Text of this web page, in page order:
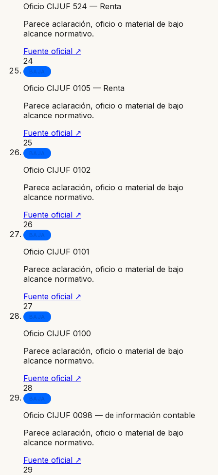
Oficio CIJUF 524 — Renta
Parece aclaración, oficio o material de bajo
alcance normativo.
Fuente oficial ↗
24
BAJA
Oficio CIJUF 0105 — Renta
Parece aclaración, oficio o material de bajo
alcance normativo.
Fuente oficial ↗
25
BAJA
Oficio CIJUF 0102
Parece aclaración, oficio o material de bajo
alcance normativo.
Fuente oficial ↗
26
BAJA
Oficio CIJUF 0101
Parece aclaración, oficio o material de bajo
alcance normativo.
Fuente oficial ↗
27
BAJA
Oficio CIJUF 0100
Parece aclaración, oficio o material de bajo
alcance normativo.
Fuente oficial ↗
28
BAJA
Oficio CIJUF 0098 — de información contable
Parece aclaración, oficio o material de bajo
alcance normativo.
Fuente oficial ↗
29